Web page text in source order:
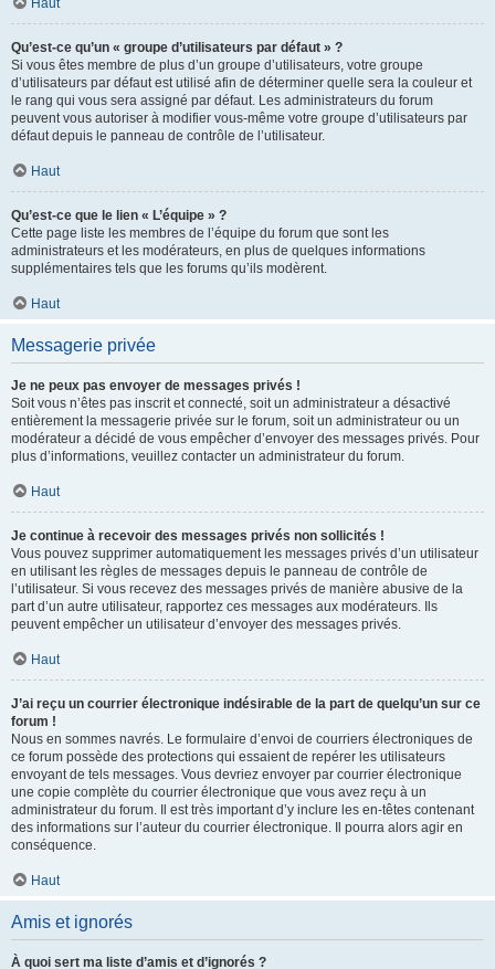
Haut
Qu’est-ce qu’un « groupe d’utilisateurs par défaut » ?
Si vous êtes membre de plus d’un groupe d’utilisateurs, votre groupe
d’utilisateurs par défaut est utilisé afin de déterminer quelle sera la couleur et
le rang qui vous sera assigné par défaut. Les administrateurs du forum
peuvent vous autoriser à modifier vous-même votre groupe d’utilisateurs par
défaut depuis le panneau de contrôle de l’utilisateur.
Haut
Qu’est-ce que le lien « L’équipe » ?
Cette page liste les membres de l’équipe du forum que sont les
administrateurs et les modérateurs, en plus de quelques informations
supplémentaires tels que les forums qu’ils modèrent.
Haut
Messagerie privée
Je ne peux pas envoyer de messages privés !
Soit vous n’êtes pas inscrit et connecté, soit un administrateur a désactivé
entièrement la messagerie privée sur le forum, soit un administrateur ou un
modérateur a décidé de vous empêcher d’envoyer des messages privés. Pour
plus d’informations, veuillez contacter un administrateur du forum.
Haut
Je continue à recevoir des messages privés non sollicités !
Vous pouvez supprimer automatiquement les messages privés d’un utilisateur
en utilisant les règles de messages depuis le panneau de contrôle de
l’utilisateur. Si vous recevez des messages privés de manière abusive de la
part d’un autre utilisateur, rapportez ces messages aux modérateurs. Ils
peuvent empêcher un utilisateur d’envoyer des messages privés.
Haut
J’ai reçu un courrier électronique indésirable de la part de quelqu’un sur ce
forum !
Nous en sommes navrés. Le formulaire d’envoi de courriers électroniques de
ce forum possède des protections qui essaient de repérer les utilisateurs
envoyant de tels messages. Vous devriez envoyer par courrier électronique
une copie complète du courrier électronique que vous avez reçu à un
administrateur du forum. Il est très important d’y inclure les en-têtes contenant
des informations sur l’auteur du courrier électronique. Il pourra alors agir en
conséquence.
Haut
Amis et ignorés
À quoi sert ma liste d’amis et d’ignorés ?